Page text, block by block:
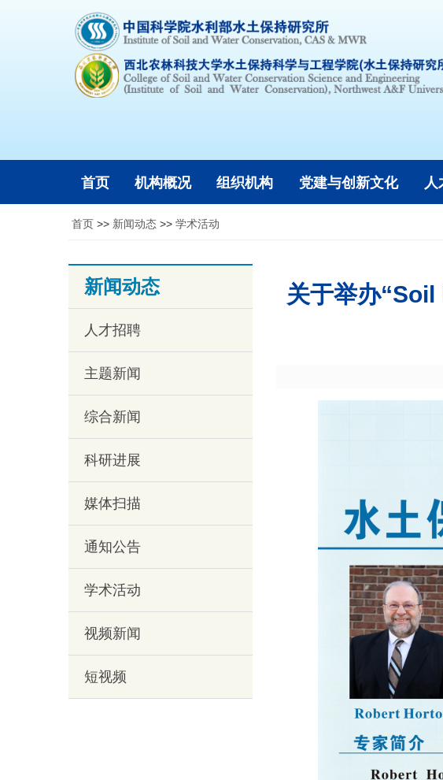
首页 机构概况 组织机构 党建与创新文化 人
首页 >> 新闻动态 >> 学术活动
新闻动态
人才招聘
主题新闻
综合新闻
科研进展
媒体扫描
通知公告
学术活动
视频新闻
短视频
关于举办